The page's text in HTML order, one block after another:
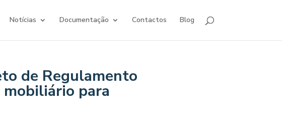
Notícias Documentação Contactos Blog
de Regulamento
para